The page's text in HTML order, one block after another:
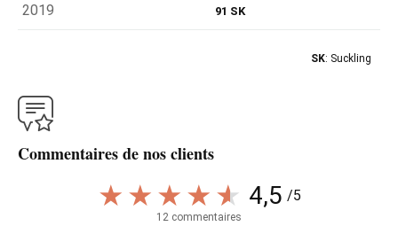
2019 91 SK
SK: Suckling
Commentaires de nos clients
4,5 /5
12 commentaires